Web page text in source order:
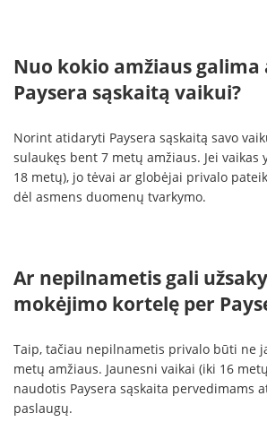
Nuo kokio amžiaus
Paysera sąskaitą vaikui?
Norint atidaryti Paysera sąskaitą savo
sulaukęs bent 7 metų amžiaus. Jei vaikas
18 metų), jo tėvai ar globėjai privalo
dėl asmens duomenų tvarkymo.
Ar nepilnametis gali
mokėjimo kortelę per
Taip, tačiau nepilnametis privalo būti ne
metų amžiaus. Jaunesni vaikai (iki 16
naudotis Paysera sąskaita pervedimams
paslaugų.